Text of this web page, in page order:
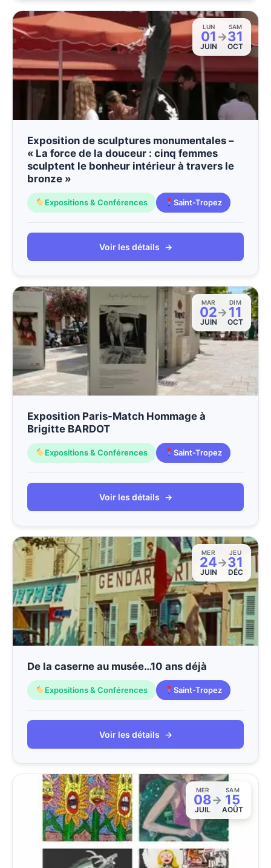
LUN
01
JUIN
→
SAM
31
OCT
Exposition de sculptures monumentales –
« La force de la douceur : cinq femmes
sculptent le bonheur intérieur à travers le
bronze »
Expositions & Conférences Saint-Tropez
Voir les détails →
MAR
02
JUIN
→
DIM
11
OCT
Exposition Paris-Match Hommage à
Brigitte BARDOT
Expositions & Conférences Saint-Tropez
Voir les détails →
MER
24
JUIN
→
JEU
31
DÉC
De la caserne au musée…10 ans déjà
Expositions & Conférences Saint-Tropez
Voir les détails →
MER
08
JUIL
→
SAM
15
AOÛT